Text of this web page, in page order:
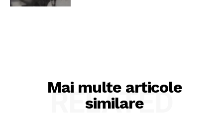
Mai multe articole
similare
RELATED